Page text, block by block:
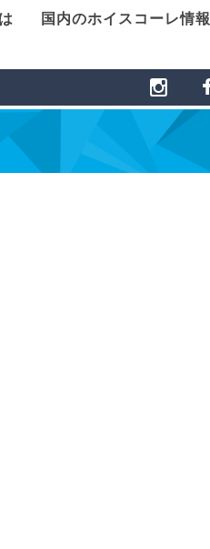
国内のホイスコーレ情報